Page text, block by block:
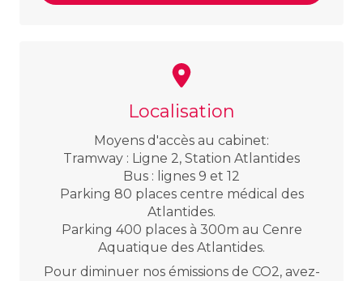
Localisation
Moyens d'accès au cabinet:
Tramway : Ligne 2, Station Atlantides
Bus : lignes 9 et 12
Parking 80 places centre médical des
Atlantides.
Parking 400 places à 300m au Cenre
Aquatique des Atlantides.
Pour diminuer nos émissions de CO2, avez-